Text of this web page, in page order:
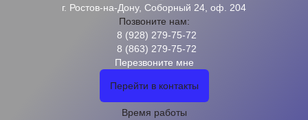
г. Ростов-на-Дону, Соборный 24, оф. 204
Позвоните нам:
8 (928) 279-75-72
8 (863) 279-75-72
Перезвоните мне
Перейти в контакты
Время работы